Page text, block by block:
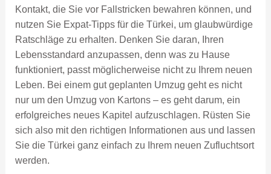
Kontakt, die Sie vor Fallstricken bewahren können, und
nutzen Sie Expat-Tipps für die Türkei, um glaubwürdige
Ratschläge zu erhalten. Denken Sie daran, Ihren
Lebensstandard anzupassen, denn was zu Hause
funktioniert, passt möglicherweise nicht zu Ihrem neuen
Leben. Bei einem gut geplanten Umzug geht es nicht
nur um den Umzug von Kartons – es geht darum, ein
erfolgreiches neues Kapitel aufzuschlagen. Rüsten Sie
sich also mit den richtigen Informationen aus und lassen
Sie die Türkei ganz einfach zu Ihrem neuen Zufluchtsort
werden.